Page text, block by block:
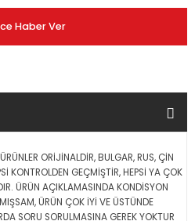
Haber Ver
ORİJİNALDİR, BULGAR, RUS, ÇİN
KONTROLDEN GEÇMİŞTİR, HEPSİ YA ÇOK
ÜRÜN AÇIKLAMASINDA KONDİSYON
ÜRÜN ÇOK İYİ VE ÜSTÜNDE
SORU SORULMASINA GEREK YOKTUR